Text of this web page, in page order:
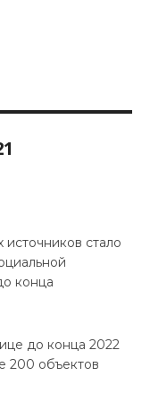
стало
конца
до конца 2022
200 объектов